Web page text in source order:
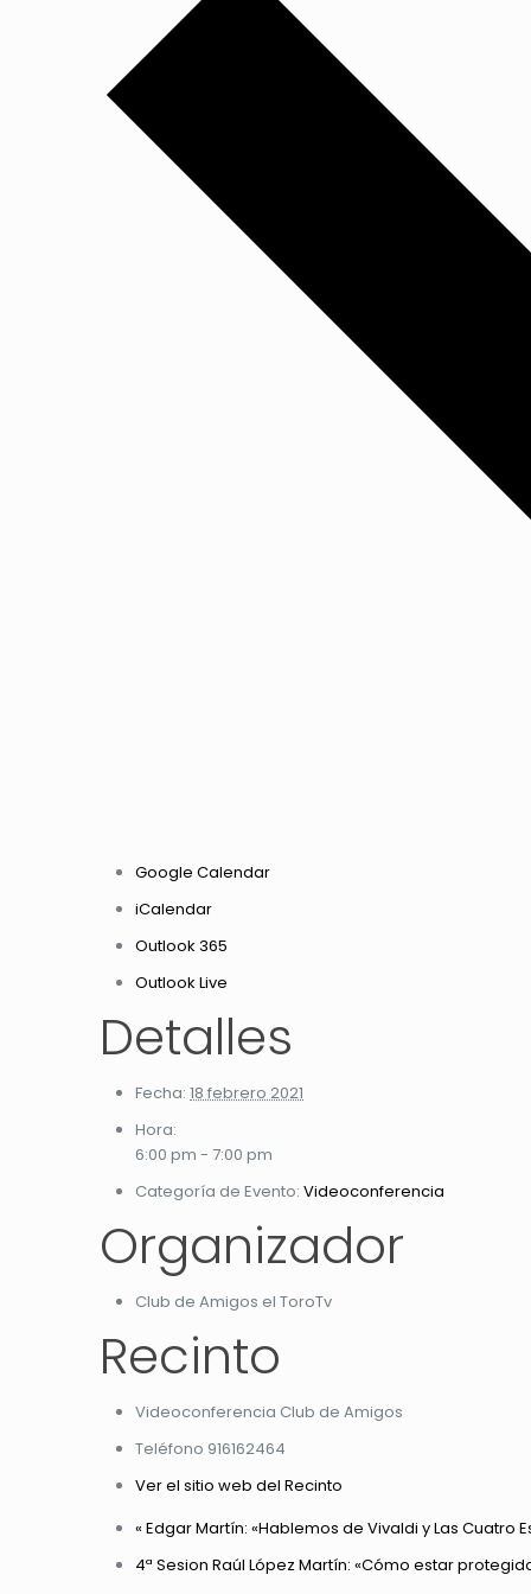
Google Calendar
iCalendar
Outlook 365
Outlook Live
Detalles
Fecha: 18 febrero 2021
Hora:
6:00 pm - 7:00 pm
Categoría de Evento: Videoconferencia
Organizador
Club de Amigos el ToroTv
Recinto
Videoconferencia Club de Amigos
Teléfono 916162464
Ver el sitio web del Recinto
« Edgar Martín: «Hablemos de Vivaldi y Las Cuatro
4ª Sesion Raúl López Martín: «Cómo estar